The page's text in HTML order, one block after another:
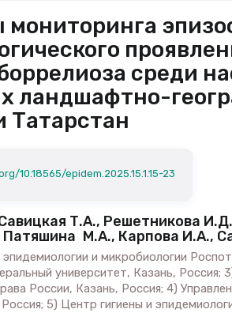
мониторинга
среди
ландшафтно-
Татарстан
10.18565/epidem.2025.15.1.15-23
Т.А., Решетникова
Патяшина М.А., Карпова И.А.,
и микробиологии
университет, Казань, Россия;
России, Казань, Россия; 4)
5) Центр гигиены и